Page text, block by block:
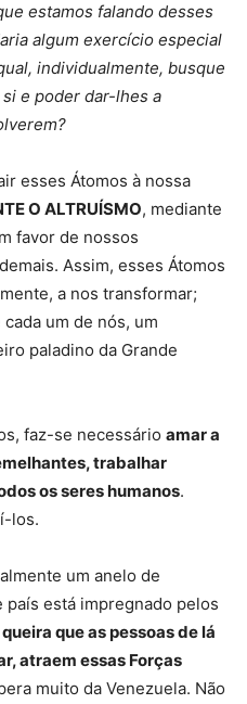
estamos falando desses
algum exercício especial
individualmente, busque
e poder dar-lhes a
esses Átomos à nossa
O ALTRUÍSMO, mediante
favor de nossos
Assim, esses Átomos
a nos transformar;
um de nós, um
paladino da Grande
faz-se necessário amar a
trabalhar
os seres humanos.
los.
um anelo de
país está impregnado pelos
que as pessoas de lá
atraem essas Forças
muito da Venezuela. Não